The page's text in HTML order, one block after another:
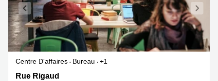
Centre D'affaires Bureau
+1
Rue
Rue Rigaud